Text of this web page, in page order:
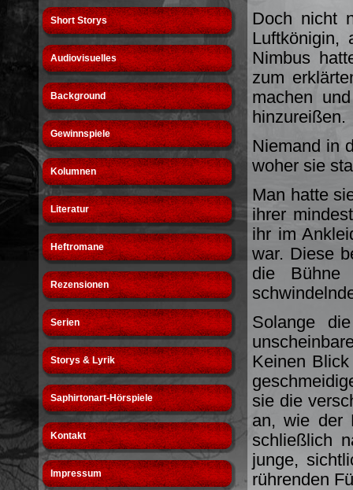
Short Storys
Audiovisuelles
Background
Gewinnspiele
Kolumnen
Literatur
Heftromane
Rezensionen
Serien
Storys & Lyrik
Saphirtonart-Hörspiele
Kontakt
Impressum
Doch nicht
Luftkönigin,
Nimbus
zum
machen
hinzureißen.
Niemand in
woher sie
Man hatte
ihrer
ihr im
war. Diese
die
Solange
Keinen
sie die
an, wie der
schließlich
junge,
rührenden